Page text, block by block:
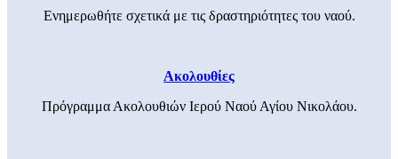
Ενημερωθήτε σχετικά με τις δραστηριότητες του ναού.
Ακολουθίες
Πρόγραμμα Ακολουθιών Ιερού Ναού Αγίου Νικολάου.